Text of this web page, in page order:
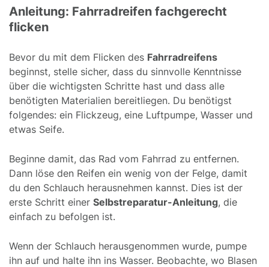
Anleitung: Fahrradreifen fachgerecht
flicken
Bevor du mit dem Flicken des Fahrradreifens
beginnst, stelle sicher, dass du sinnvolle Kenntnisse
über die wichtigsten Schritte hast und dass alle
benötigten Materialien bereitliegen. Du benötigst
folgendes: ein Flickzeug, eine Luftpumpe, Wasser und
etwas Seife.
Beginne damit, das Rad vom Fahrrad zu entfernen.
Dann löse den Reifen ein wenig von der Felge, damit
du den Schlauch herausnehmen kannst. Dies ist der
erste Schritt einer Selbstreparatur-Anleitung, die
einfach zu befolgen ist.
Wenn der Schlauch herausgenommen wurde, pumpe
ihn auf und halte ihn ins Wasser. Beobachte, wo Blasen